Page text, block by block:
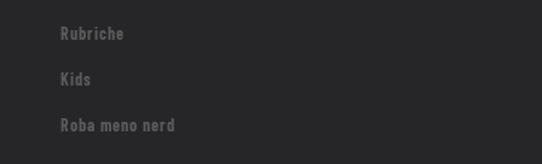
Rubriche
Kids
Roba meno nerd